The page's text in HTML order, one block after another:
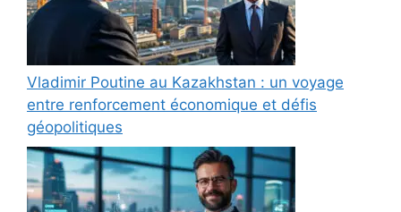
Vladimir Poutine au Kazakhstan : un voyage
entre renforcement économique et défis
géopolitiques